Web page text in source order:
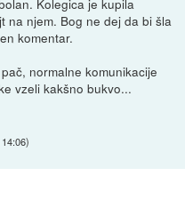
na njem. Bog ne dej da bi šla
komentar.
normalne komunikacije
vzeli kakšno bukvo...
)